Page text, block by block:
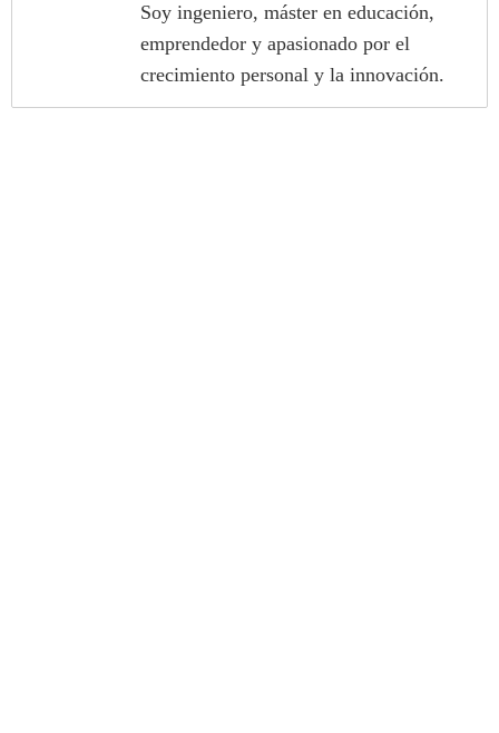
Soy ingeniero, máster en educación,
emprendedor y apasionado por el
crecimiento personal y la innovación.